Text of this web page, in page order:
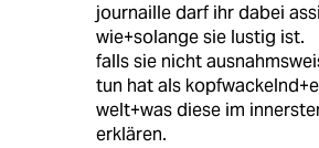
journaille darf ihr dabei
wie+solange sie lustig ist.
falls sie nicht
tun hat als
welt+was diese im
erklären.